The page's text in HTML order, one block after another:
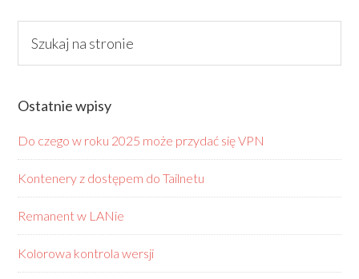
Ostatnie wpisy
Do czego w roku 2025 może przydać się VPN
Kontenery z dostępem do Tailnetu
Remanent w LANie
Kolorowa kontrola wersji